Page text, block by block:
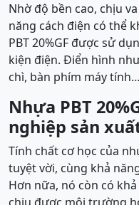
Nhờ độ bền cao, chịu
năng cách điện có thể
PBT 20%GF được sử
kiện điện. Điển hình
chì, bàn phím máy tính…
Nhựa PBT
nghiệp sản
Tính chất cơ học của
tuyệt vời, cùng khả
Hơn nữa, nó còn có